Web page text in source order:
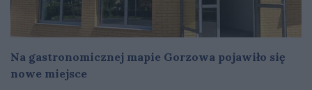
Na gastronomicznej mapie Gorzowa pojawiło się
nowe miejsce